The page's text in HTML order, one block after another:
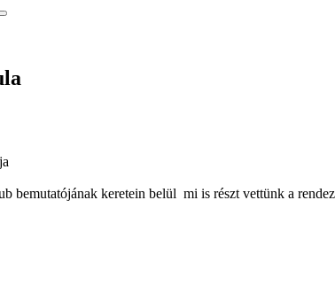
bemutatójának keretein belül mi is részt vettünk a